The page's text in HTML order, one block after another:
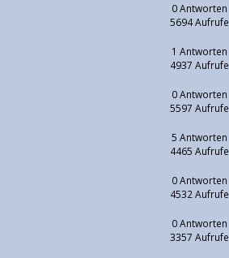
0 Antworten
5694 Aufrufe
1 Antworten
4937 Aufrufe
0 Antworten
5597 Aufrufe
5 Antworten
4465 Aufrufe
0 Antworten
4532 Aufrufe
0 Antworten
3357 Aufrufe